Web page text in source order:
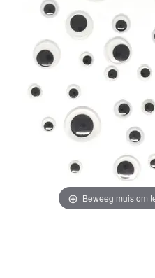
Beweeg muis om